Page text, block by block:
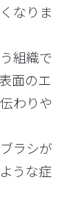
なりま
組織で
面のエ
わりや
ラシが
うな症